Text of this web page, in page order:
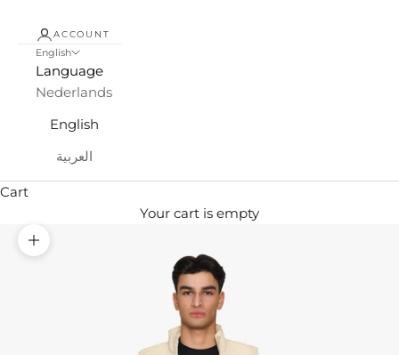
ACCOUNT
English
Language
Nederlands
English
العربية
Cart
Your cart is empty
Zoom picture